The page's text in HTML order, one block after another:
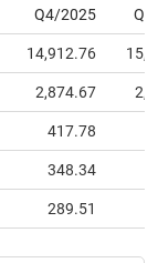
Q4/2025
14,912.76
2,874.67
417.78
348.34
289.51